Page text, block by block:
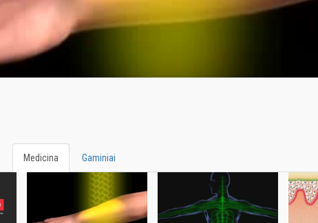
Medicina Gaminiai